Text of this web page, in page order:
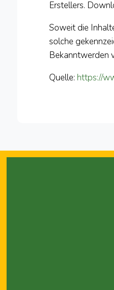
Erstellers.
Soweit die
solche
Bekanntwerden
Quelle: https://